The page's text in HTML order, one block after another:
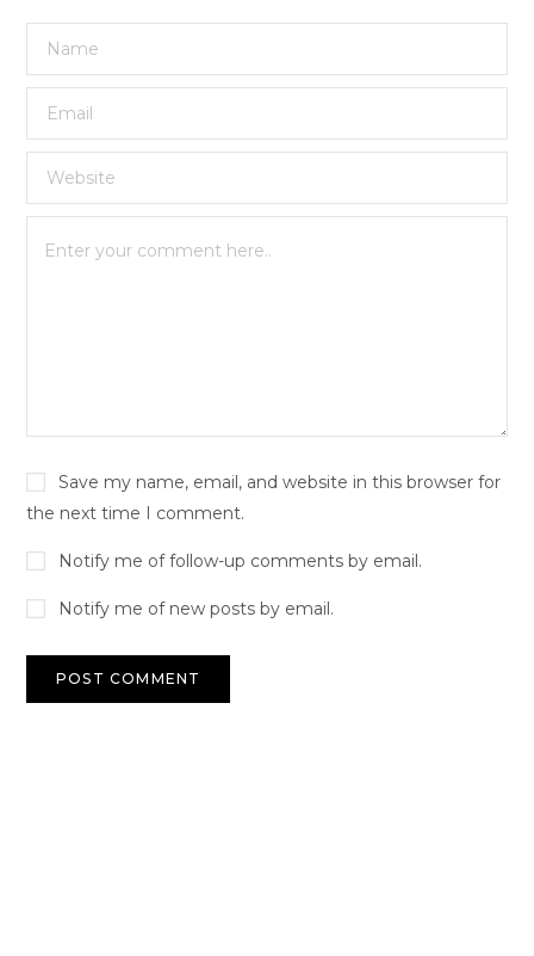
Save my name, email, and website in this browser for
the next time I comment.
Notify me of follow-up comments by email.
Notify me of new posts by email.